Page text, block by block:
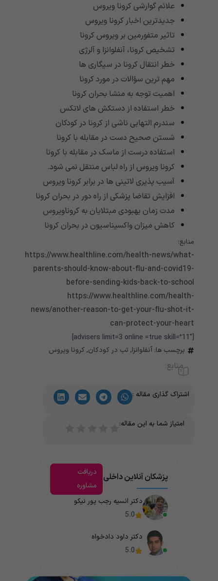
علائم گوارشی کرونا ویروس
جدیدترین اخبار کرونا ویروس
تاثیر متفورمین بر ویروس کرونا
تشخیص کرونا، آنفلوانزا و آلرژی
خطر انتقال کرونا در سیگاری ها
مهم ترین سؤالات در مورد کرونا
اهمیت توجه به منشا بحران کرونا
خطر استفاده از دستکش های لاتکس
سندرم التهابی ناشی از کرونا در کودکان
شستن صحیح دست در مقابله با کرونا
استفاده درست از ماسک در مقابله با کرونا
کرونا ویروس از راه لباس منتقل نمی شود.
آسیب پذیری لاتینی ها در برابر کرونا ویروس
افزایش تقاضا پزشکی از راه دور در بحران کرونا
مدت زمان بهبودی مبتلایان به کروناویروس
کاهش میزان واکسیناسیون در بحران کرونا
منابع:
https://www.healthline.com/health-news/what-
parents-should-know-about-flu-and-covid19-
before-sending-kids-back-to-school
https://www.healthline.com/health-
news/another-reason-to-get-your-flu-shot-it-
can-protect-your-heart
[advisers limit=3 online =true skill=”11″]
برچسب ها: آنفلوانزا, تب در کودکان, کرونا ویروس
منابع:
اشتراک گذاری مقاله :
امتیاز شما به این مقاله:
پزشکان آنلاین داخلی
دریافت
مشاوره
دکتر انسیه رجب پور نیکو
5.0
دکتر داود دادخواه
5.0